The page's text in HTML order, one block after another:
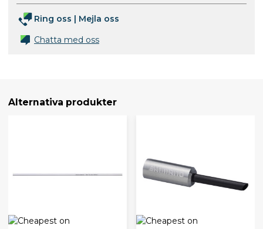
Ring oss | Mejla oss
Chatta med oss
Alternativa produkter